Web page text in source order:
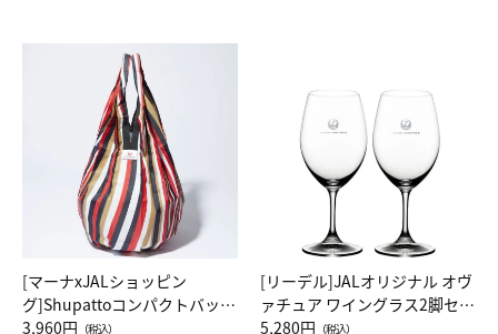
[マーナxJALショッピン
グ]Shupattoコンパクトバッグ
Drop JAL客室乗務員（LC）ス
3,960円 （税込）
[リーデル]JALオリジナル オヴ
ァチュア ワイングラス2脚セッ
ト（レッドワイン）
5,280円 （税込）